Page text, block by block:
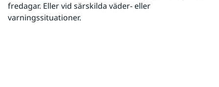
fredagar. Eller vid särskilda väder- eller
varningssituationer.